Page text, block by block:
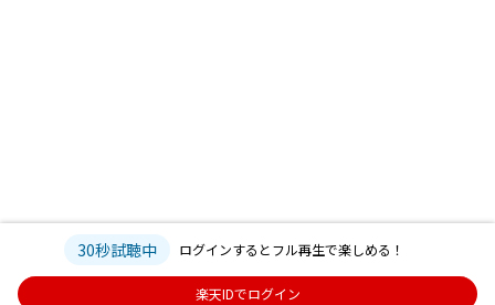
30秒試聴中 ログインするとフル再生で楽しめる！
楽天IDでログイン